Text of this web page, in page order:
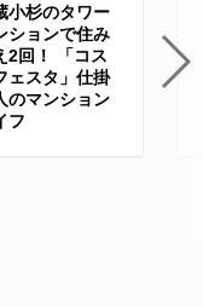
小杉のタワー
ションで住み
2回！ 「コス
ェスタ」仕掛
のマンション
フ